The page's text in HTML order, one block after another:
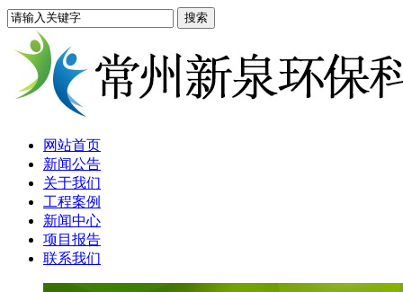
网站首页
新闻公告
关于我们
工程案例
新闻中心
项目报告
联系我们